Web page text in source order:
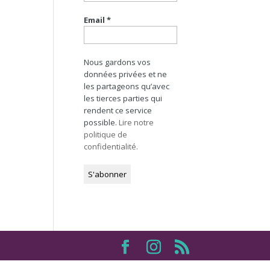
Email*
Nous gardons vos
données privées et ne
les partageons qu’avec
les tierces parties qui
rendent ce service
possible. Lire notre
politique de
confidentialité.